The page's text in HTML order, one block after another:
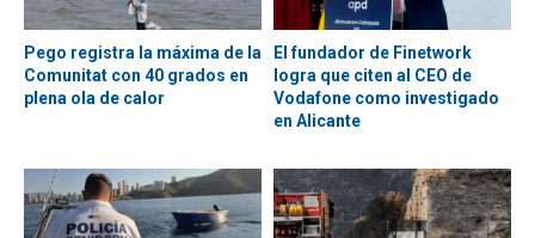
Pego registra la máxima de la
Comunitat con 40 grados en
plena ola de calor
El fundador de Finetwork
logra que citen al CEO de
Vodafone como investigado
en Alicante